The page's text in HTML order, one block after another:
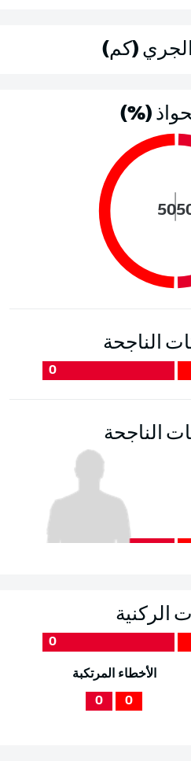
(كم)
(%)
50
الناجحة
0
الناجحة
الركنية
0
الأخطاء المرتكبة
0
0